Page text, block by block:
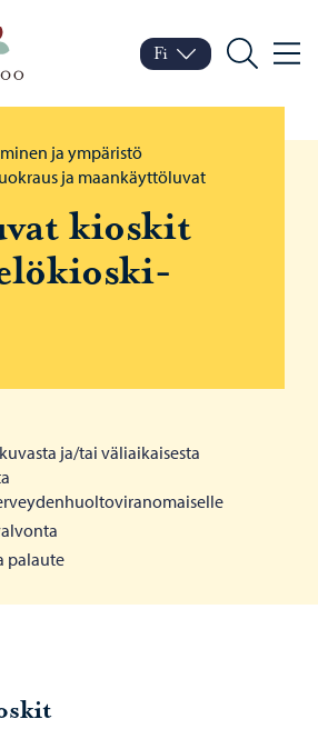
Porvoo – Siirry
Vaihda kieltä
Nykyinen kieli: Suomi
Fi
Hae
ja ympäristö
ja maankäyttöluvat
kios­kit
ja/tai väliaikaisesta
palaute